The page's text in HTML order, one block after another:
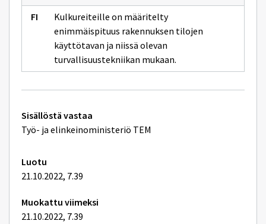
Kulkureiteille on määritelty
enimmäispituus rakennuksen tilojen
käyttötavan ja niissä olevan
turvallisuustekniikan mukaan.
Tekniset
lisätiedot
Sisällöstä vastaa
Työ- ja elinkeinoministeriö TEM
Luotu
21.10.2022, 7.39
Muokattu viimeksi
21.10.2022, 7.39